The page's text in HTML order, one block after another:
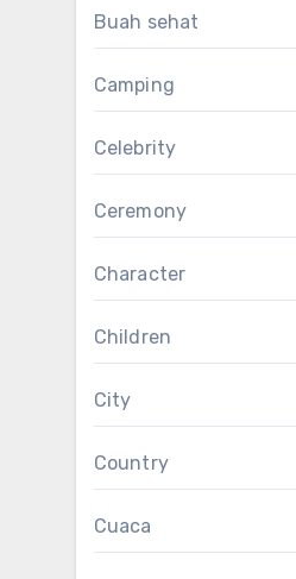
Buah sehat
Camping
Celebrity
Ceremony
Character
Children
City
Country
Cuaca